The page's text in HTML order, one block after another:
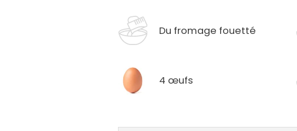
Du fromage fouetté
4 œufs